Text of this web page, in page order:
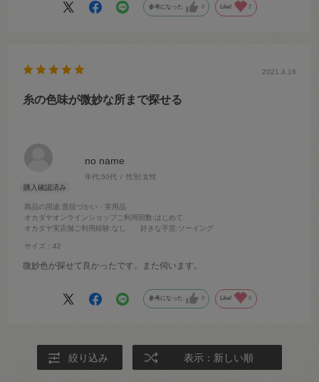
参考になった 0 Like! 2
no name
年代:50代 性別:女性
商品の用途:普段づかい・実用品
オカダヤオンラインショップご利用回数:はじめて
オカダヤ実店舗ご利用経験:なし 好きな手芸:ソーイング
サイズ：42
2021.4.16
糸の色味が微妙な所まで探せる
微妙色が探せて良かったです。また伺います。
参考になった 0 Like! 0
絞り込み 表示：新しい順